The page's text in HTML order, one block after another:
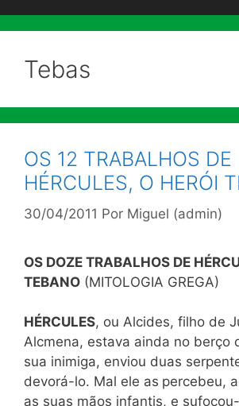
Tebas
OS 12 TRABALHOS DE
HÉRCULES, O HERÓI
30/04/2011 Por Miguel (admin)
OS DOZE TRABALHOS DE
TEBANO (MITOLOGIA GREGA)
HÉRCULES, ou Alcides, filho de
Alcmena, estava ainda no berço
sua inimiga, enviou duas
devorá-lo. Mal ele as percebeu,
as suas mãos infantis, e